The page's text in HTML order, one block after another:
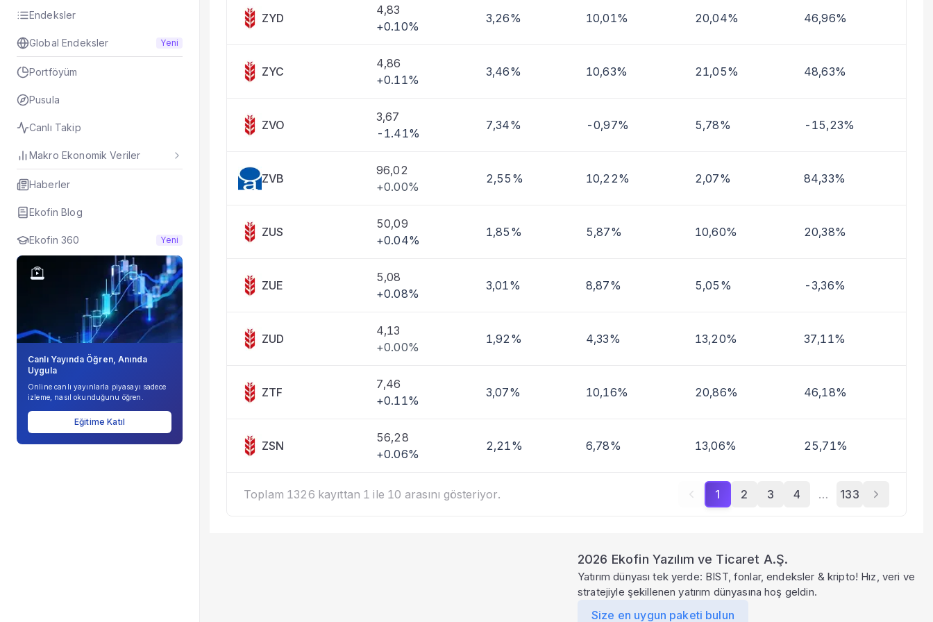
Endeksler
Global Endeksler Yeni
Portföyüm
Pusula
Canlı Takip
Makro Ekonomik Veriler
Haberler
Ekofin Blog
Ekofin 360 Yeni
Canlı Yayında Öğren, Anında
Uygula
Online canlı yayınlarla piyasayı sadece
izleme, nasıl okunduğunu öğren.
Eğitime Katıl
Taşınan Fonlar
Fiyat Endeks Değişimi
ZYD
4,83
+0.10%
3,26% 10,01% 20,04% 46,96%
ZYC
4,86
+0.11%
3,46% 10,63% 21,05% 48,63%
ZVO
3,67
-1.41%
7,34% -0,97% 5,78% -15,23%
ZVB
96,02
+0.00%
2,55% 10,22% 2,07% 84,33%
ZUS
50,09
+0.04%
1,85% 5,87% 10,60% 20,38%
ZUE
5,08
+0.08%
3,01% 8,87% 5,05% -3,36%
ZUD
4,13
+0.00%
1,92% 4,33% 13,20% 37,11%
ZTF
7,46
+0.11%
3,07% 10,16% 20,86% 46,18%
ZSN
56,28
+0.06%
2,21% 6,78% 13,06% 25,71%
Toplam 1326 kayıttan 1 ile 10 arasını gösteriyor. 1 2 3 4 … 133
2026 Ekofin Yazılım ve Ticaret A.Ş.
Yatırım dünyası tek yerde: BIST, fonlar, endeksler & kripto! Hız, veri ve
stratejiyle şekillenen yatırım dünyasına hoş geldin.
Size en uygun paketi bulun